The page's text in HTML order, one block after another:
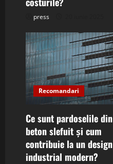
press
Recomandari
Ce sunt pardoselile din
beton slefuit și cum
contribuie la un design
industrial modern?